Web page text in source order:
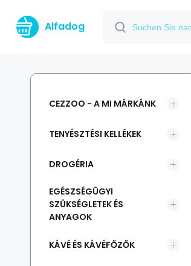
Alfadog
CEZZOO - A MI MÁRKÁNK
TENYÉSZTÉSI KELLÉKEK
DROGÉRIA
EGÉSZSÉGÜGYI
SZÜKSÉGLETEK ÉS
ANYAGOK
KÁVÉ ÉS KÁVÉFŐZŐK